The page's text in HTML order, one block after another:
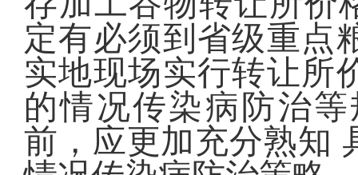
定有必须到省级重点
实地现场实行转让所
的情况传染病防治
前，应更加充分熟知